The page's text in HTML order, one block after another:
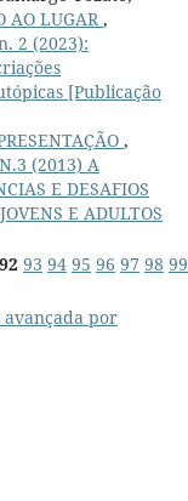
AO LUGAR,
2 (2023):
[Publicação
,
(2013) A
E DESAFIOS
E ADULTOS
92 93 94 95 96 97 98 99
por